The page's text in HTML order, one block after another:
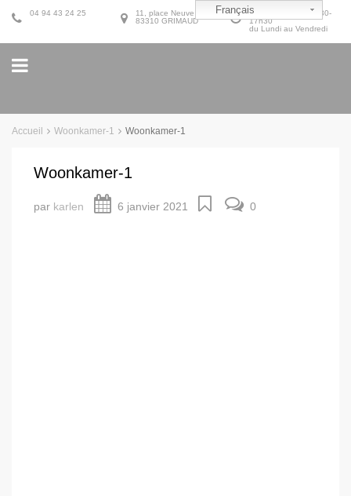
9h30-12h30 et 14h30-
17h30
du Lundi au Vendredi
11, place Neuve
83310 GRIMAUD
04 94 43 24 25
Accueil Woonkamer-1 Woonkamer-1
Woonkamer-1
par karlen 6 janvier 2021 0
Français